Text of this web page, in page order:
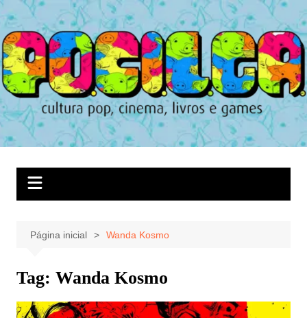
Ir
para
o
conteúdo
Página inicial Wanda Kosmo
Tag: Wanda Kosmo